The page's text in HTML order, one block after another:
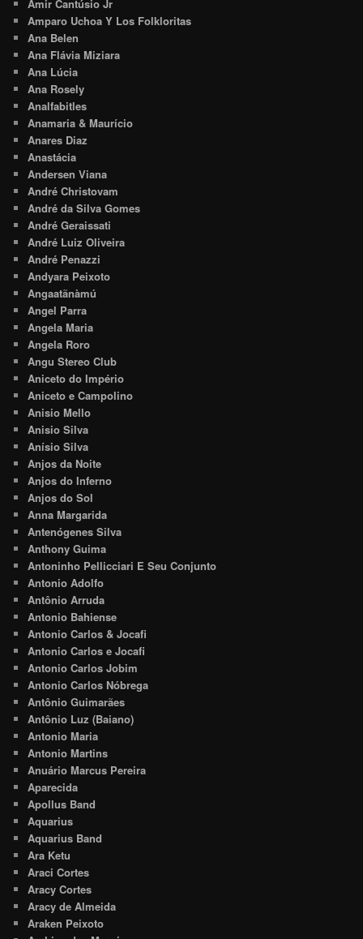
Amir Cantúsio Jr
Amparo Uchoa Y Los Folkloritas
Ana Belen
Ana Flávia Miziara
Ana Lúcia
Ana Rosely
Analfabitles
Anamaria & Maurício
Anares Diaz
Anastácia
Andersen Viana
André Christovam
André da Silva Gomes
André Geraissati
André Luiz Oliveira
André Penazzi
Andyara Peixoto
Angaatãnàmú
Angel Parra
Angela Maria
Angela Roro
Angu Stereo Club
Aniceto do Império
Aniceto e Campolino
Anisio Mello
Anisio Silva
Anísio Silva
Anjos da Noite
Anjos do Inferno
Anjos do Sol
Anna Margarida
Antenógenes Silva
Anthony Guima
Antoninho Pellicciari E Seu Conjunto
Antonio Adolfo
Antônio Arruda
Antonio Bahiense
Antonio Carlos & Jocafi
Antonio Carlos e Jocafi
Antonio Carlos Jobim
Antonio Carlos Nóbrega
Antônio Guimarães
Antônio Luz (Baiano)
Antonio Maria
Antonio Martins
Anuário Marcus Pereira
Aparecida
Apollus Band
Aquarius
Aquarius Band
Ara Ketu
Araci Cortes
Aracy Cortes
Aracy de Almeida
Araken Peixoto